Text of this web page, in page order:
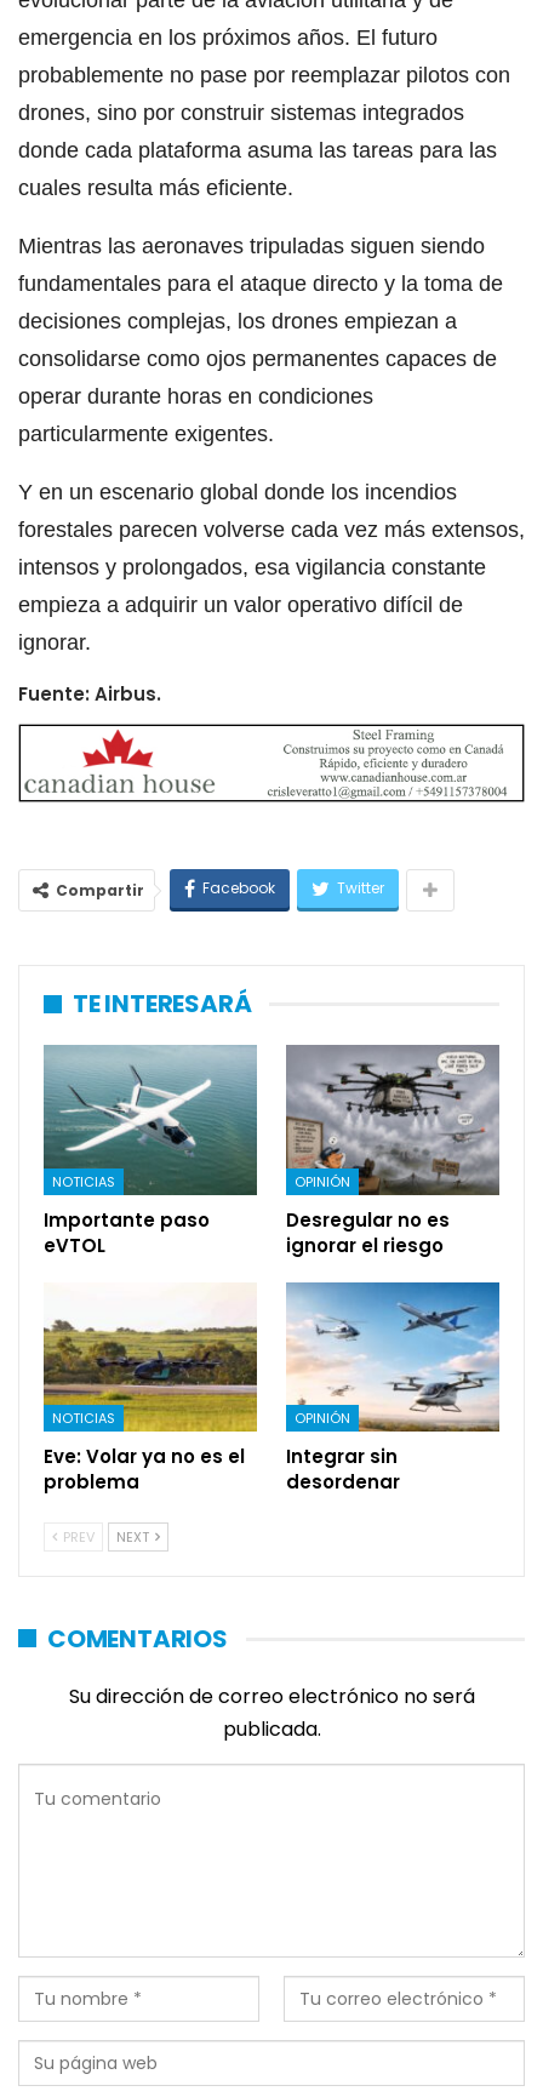
emergencia en los próximos años. El futuro
probablemente no pase por reemplazar pilotos con
drones, sino por construir sistemas integrados
donde cada plataforma asuma las tareas para las
cuales resulta más eficiente.
Mientras las aeronaves tripuladas siguen siendo
fundamentales para el ataque directo y la toma de
decisiones complejas, los drones empiezan a
consolidarse como ojos permanentes capaces de
operar durante horas en condiciones
particularmente exigentes.
Y en un escenario global donde los incendios
forestales parecen volverse cada vez más extensos,
intensos y prolongados, esa vigilancia constante
empieza a adquirir un valor operativo difícil de
ignorar.
Fuente: Airbus.
Compartir Facebook Twitter
TE INTERESARÁ
NOTICIAS
Importante paso
eVTOL
OPINIÓN
Desregular no es
ignorar el riesgo
NOTICIAS
Eve: Volar ya no es el
problema
OPINIÓN
Integrar sin
desordenar
PREV NEXT
COMENTARIOS
Su dirección de correo electrónico no será
publicada.